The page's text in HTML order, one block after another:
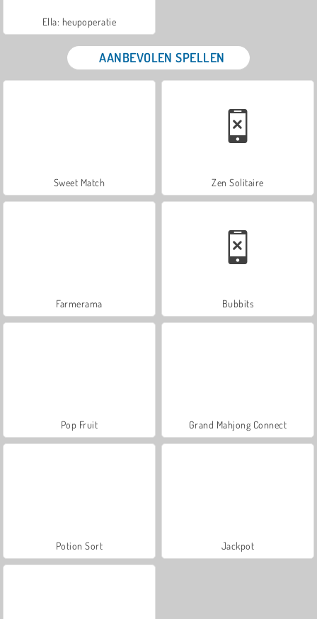
Ella: heupoperatie
AANBEVOLEN SPELLEN
Sweet Match Zen Solitaire
Farmerama Bubbits
Pop Fruit Grand Mahjong Connect
Potion Sort Jackpot